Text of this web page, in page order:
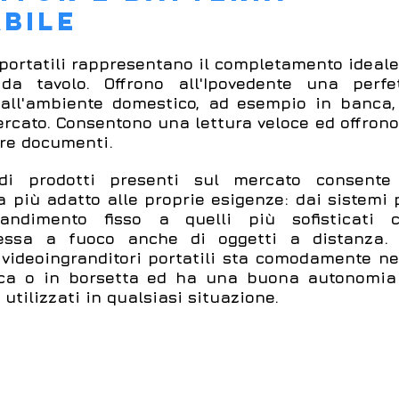
rappresentano il completamento
da tavolo. Offrono all'Ipovedente una
domestico, ad esempio in
Consentono una lettura veloce ed
documenti.
prodotti presenti sul mercato
più adatto alle proprie esigenze: dai sistemi
fisso a quelli più sofisticati
a fuoco anche di oggetti a distanza.
portatili sta comodamente
o in borsetta ed ha una buona
utilizzati in qualsiasi situazione.